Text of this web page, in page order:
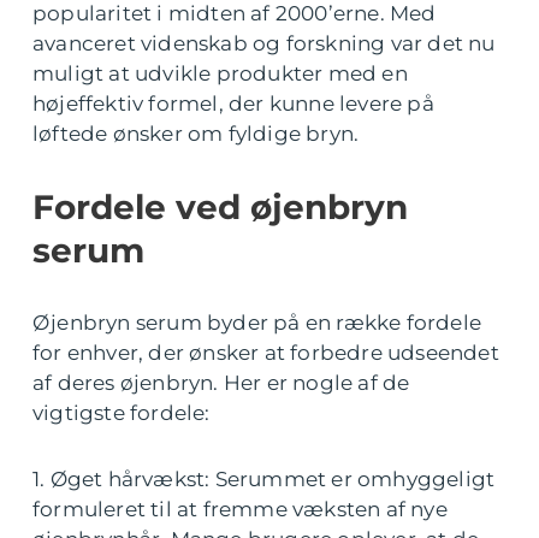
popularitet i midten af 2000’erne. Med
avanceret videnskab og forskning var det nu
muligt at udvikle produkter med en
højeffektiv formel, der kunne levere på
løftede ønsker om fyldige bryn.
Fordele ved øjenbryn
serum
Øjenbryn serum byder på en række fordele
for enhver, der ønsker at forbedre udseendet
af deres øjenbryn. Her er nogle af de
vigtigste fordele:
1. Øget hårvækst: Serummet er omhyggeligt
formuleret til at fremme væksten af nye